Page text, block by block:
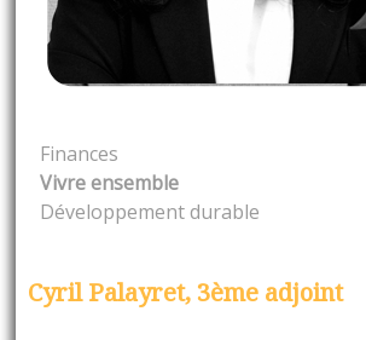
Finances
Vivre ensemble
Développement durable
Cyril Palayret, 3ème adjoint